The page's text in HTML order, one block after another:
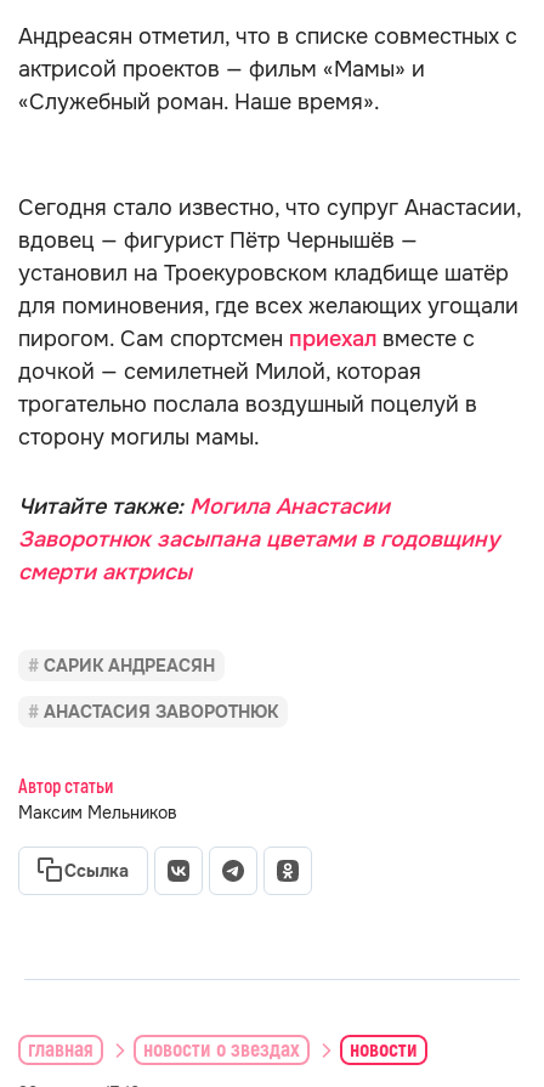
Андреасян отметил, что в списке совместных с
актрисой проектов — фильм «Мамы» и
«Служебный роман. Наше время».
Сегодня стало известно, что супруг Анастасии,
вдовец — фигурист Пётр Чернышёв —
установил на Троекуровском кладбище шатёр
для поминовения, где всех желающих угощали
пирогом. Сам спортсмен приехал вместе с
дочкой — семилетней Милой, которая
трогательно послала воздушный поцелуй в
сторону могилы мамы.
Читайте также: Могила Анастасии
Заворотнюк засыпана цветами в годовщину
смерти актрисы
САРИК АНДРЕАСЯН
АНАСТАСИЯ ЗАВОРОТНЮК
Автор статьи
Максим Мельников
Ссылка
главная новости о звездах новости